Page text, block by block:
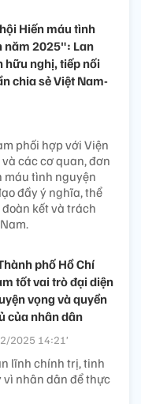
Hiến máu tình
năm 2025": Lan
hữu nghị, tiếp nối
chia sẻ Việt Nam-
phối hợp với Viện
các cơ quan, đơn
máu tình nguyện
đầy ý nghĩa, thể
kết và trách
phố Hồ Chí
tốt vai trò đại diện
vọng và quyền
của nhân dân
2025 14:21’
lĩnh chính trị, tinh
nhân dân để thực